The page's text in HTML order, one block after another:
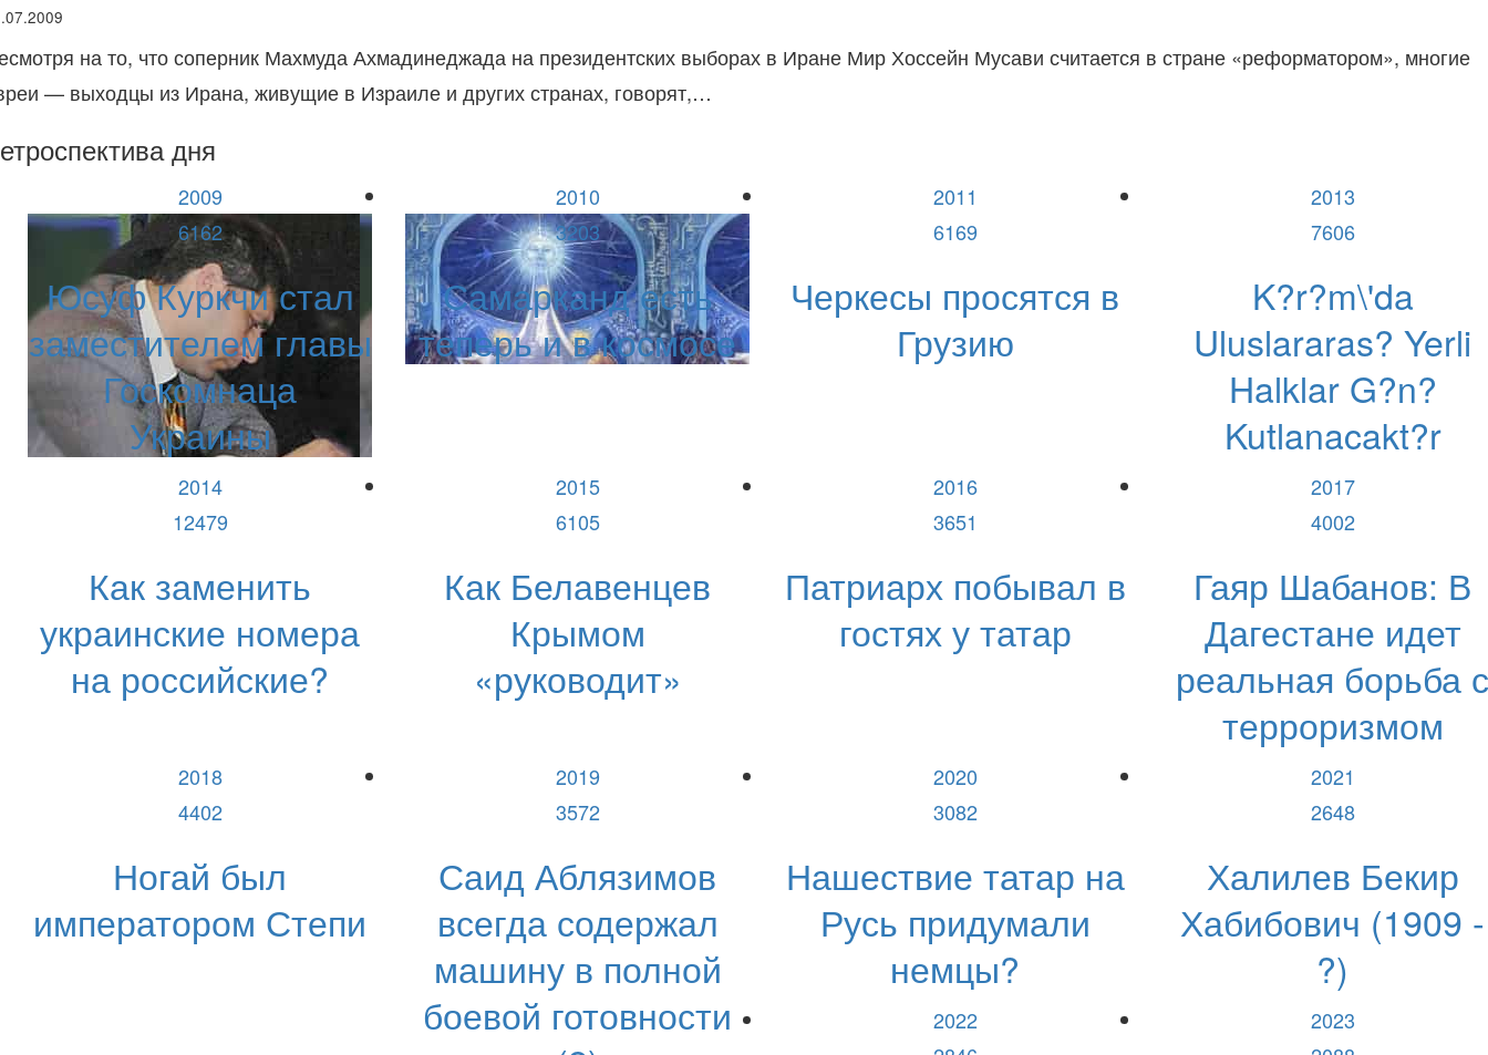
на то, что соперник Махмуда Ахмадинеджада на президентских выборах в Иране Мир Хоссейн Мусави считается в стране «реформатором», многие
— выходцы из Ирана, живущие в Израиле и других странах, говорят,…
дня
2009
6162
Юсуф Куркчи стал
заместителем главы
Госкомнаца
Украины
2010
3203
Самарканд есть
теперь и в космосе
2011
6169
Черкесы просятся в
Грузию
2013
7606
K?r?m\'da
Uluslararas? Yerli
Halklar G?n?
Kutlanacakt?r
2014
12479
Как заменить
украинские номера
на российские?
2015
6105
Как Белавенцев
Крымом
«руководит»
2016
3651
Патриарх побывал в
гостях у татар
2017
4002
Гаяр Шабанов: В
Дагестане идет
реальная борьба с
терроризмом
2018
4402
Ногай был
императором Степи
2019
3572
Саид Аблязимов
всегда содержал
машину в полной
боевой готовности
2020
3082
Нашествие татар на
Русь придумали
немцы?
2021
2648
Халилев Бекир
Хабибович (1909 -
?)
2022
2023